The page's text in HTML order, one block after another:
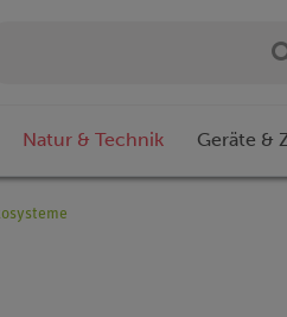
Natur & Technik Geräte &